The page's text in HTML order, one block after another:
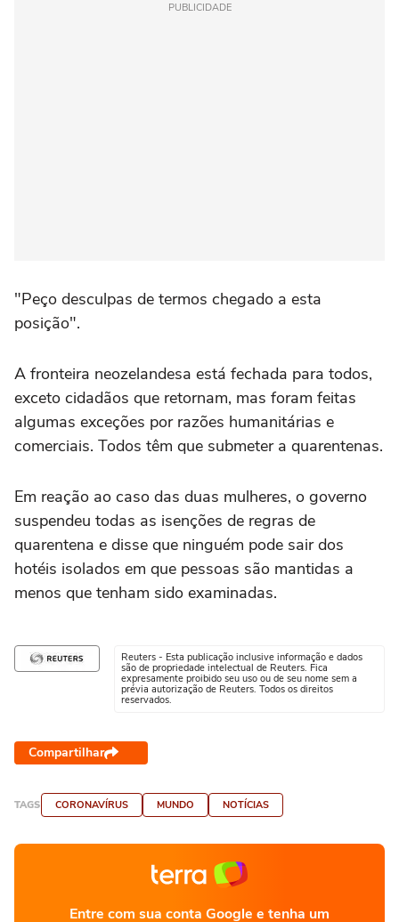
PUBLICIDADE
"Peço desculpas de termos chegado a esta
posição".
A fronteira neozelandesa está fechada para todos,
exceto cidadãos que retornam, mas foram feitas
algumas exceções por razões humanitárias e
comerciais. Todos têm que submeter a quarentenas.
Em reação ao caso das duas mulheres, o governo
suspendeu todas as isenções de regras de
quarentena e disse que ninguém pode sair dos
hotéis isolados em que pessoas são mantidas a
menos que tenham sido examinadas.
Reuters - Esta publicação inclusive informação e dados
são de propriedade intelectual de Reuters. Fica
expresamente proibido seu uso ou de seu nome sem a
prévia autorização de Reuters. Todos os direitos
reservados.
Compartilhar
TAGS CORONAVÍRUS MUNDO NOTÍCIAS
Entre com sua conta Google e tenha um